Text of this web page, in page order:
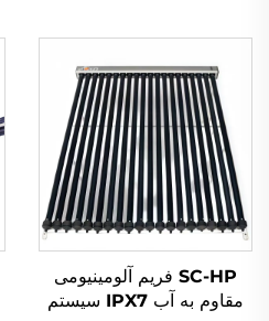
SC-HP فریم آلومینیومی
مقاوم به آب IPX7 سیستم